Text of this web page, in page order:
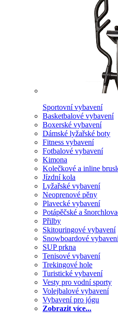
Sportovní vybavení
Basketbalové vybavení
Boxerské vybavení
Dámské lyžařské boty
Fitness vybavení
Fotbalové vybavení
Kimona
Kolečkové a inline
Jízdní kola
Lyžařské vybavení
Neoprenové pěny
Plavecké vybavení
Potápěčské a
Přilby
Skitouringové vybavení
Snowboardové
SUP prkna
Tenisové vybavení
Trekingové hole
Turistické vybavení
Vesty pro vodní sporty
Volejbalové vybavení
Vybavení pro jógu
Zobrazit více...